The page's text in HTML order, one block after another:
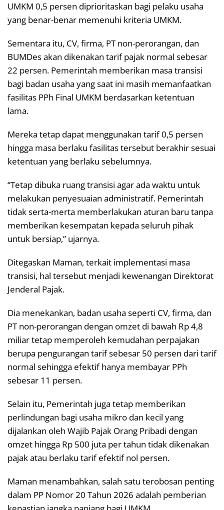
UMKM 0,5 persen diprioritaskan bagi pelaku usaha
yang benar-benar memenuhi kriteria UMKM.
Sementara itu, CV, firma, PT non-perorangan, dan
BUMDes akan dikenakan tarif pajak normal sebesar
22 persen. Pemerintah memberikan masa transisi
bagi badan usaha yang saat ini masih memanfaatkan
fasilitas PPh Final UMKM berdasarkan ketentuan
lama.
Mereka tetap dapat menggunakan tarif 0,5 persen
hingga masa berlaku fasilitas tersebut berakhir sesuai
ketentuan yang berlaku sebelumnya.
“Tetap dibuka ruang transisi agar ada waktu untuk
melakukan penyesuaian administratif. Pemerintah
tidak serta-merta memberlakukan aturan baru tanpa
memberikan kesempatan kepada seluruh pihak
untuk bersiap,” ujarnya.
Ditegaskan Maman, terkait implementasi masa
transisi, hal tersebut menjadi kewenangan Direktorat
Jenderal Pajak.
Dia menekankan, badan usaha seperti CV, firma, dan
PT non-perorangan dengan omzet di bawah Rp 4,8
miliar tetap memperoleh kemudahan perpajakan
berupa pengurangan tarif sebesar 50 persen dari tarif
normal sehingga efektif hanya membayar PPh
sebesar 11 persen.
Selain itu, Pemerintah juga tetap memberikan
perlindungan bagi usaha mikro dan kecil yang
dijalankan oleh Wajib Pajak Orang Pribadi dengan
omzet hingga Rp 500 juta per tahun tidak dikenakan
pajak atau berlaku tarif efektif nol persen.
Maman menambahkan, salah satu terobosan penting
dalam PP Nomor 20 Tahun 2026 adalah pemberian